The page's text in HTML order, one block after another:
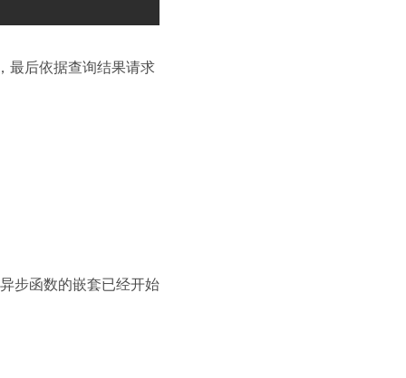
最后依据查询结果请求
步函数的嵌套已经开始